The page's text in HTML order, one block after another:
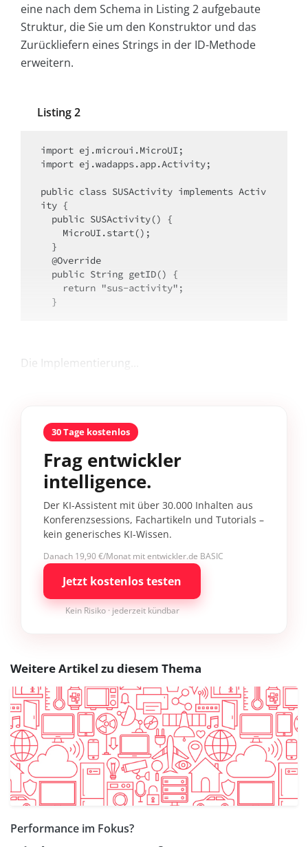
eine nach dem Schema in Listing 2 aufgebaute
Struktur, die Sie um den Konstruktor und das
Zurückliefern eines Strings in der ID-Methode
erweitern.
Listing 2
import ej.microui.MicroUI;
import ej.wadapps.app.Activity;
public class SUSActivity implements Activ
ity {
  }
Die Implementierung...
30 Tage kostenlos
Frag entwickler
intelligence.
Der KI-Assistent mit über 30.000 Inhalten aus
Konferenzsessions, Fachartikeln und Tutorials –
kein generisches KI-Wissen.
Danach 19,90 €/Monat mit entwickler.de BASIC
Jetzt kostenlos testen
Kein Risiko · jederzeit kündbar
Weitere Artikel zu diesem Thema
Performance im Fokus?